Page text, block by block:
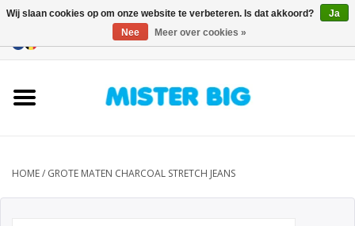
Onze Winkel
HOME/ GROTE MATEN CHARCOAL STRETCH JEANS
Wij slaan cookies op om onze website te verbeteren. Is dat akkoord?
Ja
Nee
Meer over cookies »